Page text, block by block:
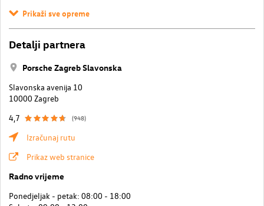
Prikaži sve opreme
Detalji partnera
Porsche Zagreb Slavonska
Slavonska avenija 10
10000 Zagreb
4,7
(948)
Izračunaj rutu
Prikaz web stranice
Radno vrijeme
Ponedjeljak - petak: 08:00 - 18:00